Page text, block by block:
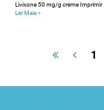
Livixone 50 mg/g creme Imprimir
Ler Mais»
1